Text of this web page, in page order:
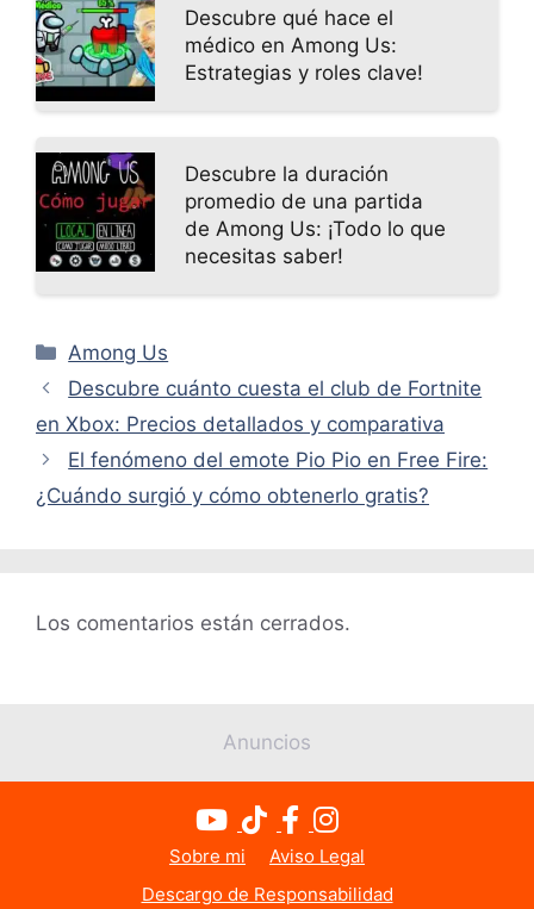
Descubre qué hace el
médico en Among Us:
Estrategias y roles clave!
Descubre la duración
promedio de una partida
de Among Us: ¡Todo lo que
necesitas saber!
Categorías
Among Us
Descubre cuánto cuesta el club de Fortnite
en Xbox: Precios detallados y comparativa
El fenómeno del emote Pio Pio en Free Fire:
¿Cuándo surgió y cómo obtenerlo gratis?
Los comentarios están cerrados.
Anuncios
Sobre mi
Aviso Legal
Descargo de Responsabilidad